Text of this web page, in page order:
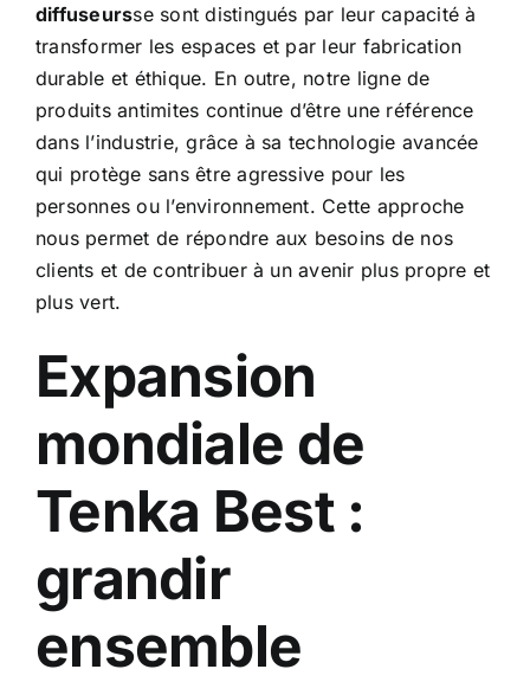
diffuseursse sont distingués par leur capacité à
transformer les espaces et par leur fabrication
durable et éthique. En outre, notre ligne de
produits antimites continue d’être une référence
dans l’industrie, grâce à sa technologie avancée
qui protège sans être agressive pour les
personnes ou l’environnement. Cette approche
nous permet de répondre aux besoins de nos
clients et de contribuer à un avenir plus propre et
plus vert.
Expansion
mondiale de
Tenka Best :
grandir
ensemble